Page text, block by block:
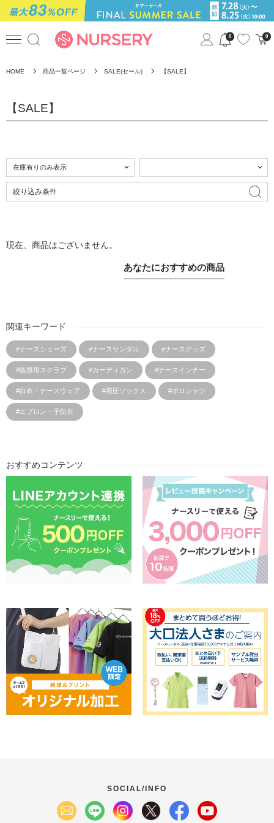
0 0
HOME 商品一覧ページ SALE(セール) 【SALE】
【SALE】
絞り込み条件
現在、商品はございません。
あなたにおすすめの商品
関連キーワード
#ナースシューズ #ナースサンダル #ナースグッズ
#医療用スクラブ #カーディガン #ナースインナー
#白衣・ナースウェア #着圧ソックス #ポロシャツ
#エプロン・予防衣
おすすめコンテンツ
SOCIAL/INFO